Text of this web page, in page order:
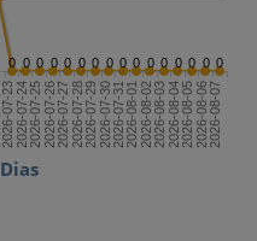
Dias
0 0 0 0 0 0 0 0 0 0 0 0 0 0 0 0
2026-07-232026-07-242026-07-252026-07-262026-07-272026-07-282026-07-292026-07-302026-07-312026-08-012026-08-022026-08-032026-08-042026-08-052026-08-062026-08-07